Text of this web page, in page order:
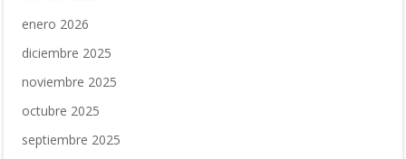
enero 2026
diciembre 2025
noviembre 2025
octubre 2025
septiembre 2025